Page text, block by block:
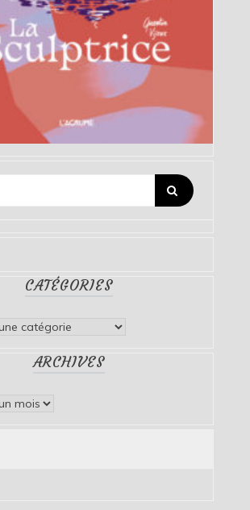
CATÉGORIES
ARCHIVES